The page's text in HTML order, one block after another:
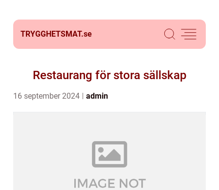
TRYGGHETSMAT.se
Restaurang för stora sällskap
16 september 2024 admin